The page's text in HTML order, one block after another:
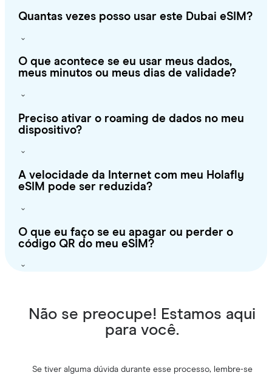
Quantas vezes posso usar este Dubai eSIM?
O que acontece se eu usar meus dados,
meus minutos ou meus dias de validade?
Preciso ativar o roaming de dados no meu
dispositivo?
A velocidade da Internet com meu Holafly
eSIM pode ser reduzida?
O que eu faço se eu apagar ou perder o
código QR do meu eSIM?
Não se preocupe! Estamos aqui
para você.
Se tiver alguma dúvida durante esse processo, lembre-se